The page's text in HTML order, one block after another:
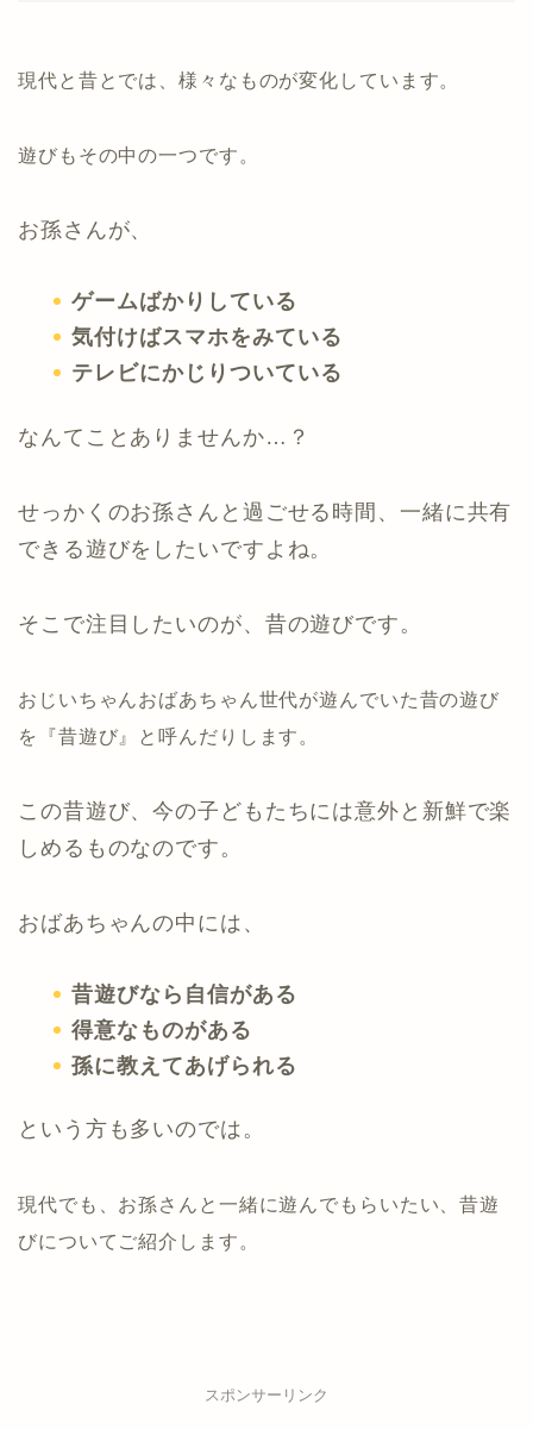
現代と昔とでは、様々なものが変化しています。
遊びもその中の一つです。
お孫さんが、
ゲームばかりしている
気付けばスマホをみている
テレビにかじりついている
なんてことありませんか…？
せっかくのお孫さんと過ごせる時間、一緒に共有
できる遊びをしたいですよね。
そこで注目したいのが、昔の遊びです。
おじいちゃんおばあちゃん世代が遊んでいた昔の遊び
を『昔遊び』と呼んだりします。
この昔遊び、今の子どもたちには意外と新鮮で楽
しめるものなのです。
おばあちゃんの中には、
昔遊びなら自信がある
得意なものがある
孫に教えてあげられる
という方も多いのでは。
現代でも、お孫さんと一緒に遊んでもらいたい、昔遊
びについてご紹介します。
スポンサーリンク